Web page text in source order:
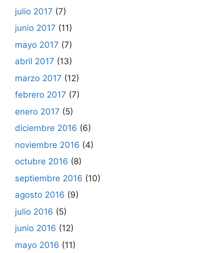
julio 2017 (7)
junio 2017 (11)
mayo 2017 (7)
abril 2017 (13)
marzo 2017 (12)
febrero 2017 (7)
enero 2017 (5)
diciembre 2016 (6)
noviembre 2016 (4)
octubre 2016 (8)
septiembre 2016 (10)
agosto 2016 (9)
julio 2016 (5)
junio 2016 (12)
mayo 2016 (11)